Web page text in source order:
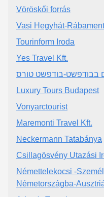
Vöröskői forrás
Vasi Hegyhát-
Tourinform Iroda
Yes Travel Kft.
בבודפשט-בודפשט טורס
Luxury Tours Budapest
Vonyarctourist
Maremonti Travel Kft.
Neckermann Tatabánya
Csillagösvény Utazási
Némettelekocsi -
Németországba-